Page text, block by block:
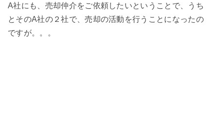
A社にも、売却仲介をご依頼したいということで、うち
とそのA社の２社で、売却の活動を行うことになったの
ですが。。。